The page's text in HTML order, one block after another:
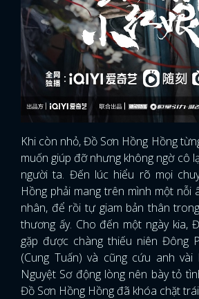
Khi còn nhỏ, Đồ Sơn Hồng Hồng
muốn giúp đỡ nhưng không ngờ cô
người ta. Đến lúc hiểu rõ mọi
Hồng phải mang trên mình một nỗi
nhân, để rồi tự giam bản thân
thương ấy. Cho đến một ngày kia,
gặp được chàng thiếu niên Đông
(Cung Tuấn) và cũng cứu anh vài
Nguyệt Sơ động lòng nên bày tỏ
Đồ Sơn Hồng Hồng đã khóa chặt